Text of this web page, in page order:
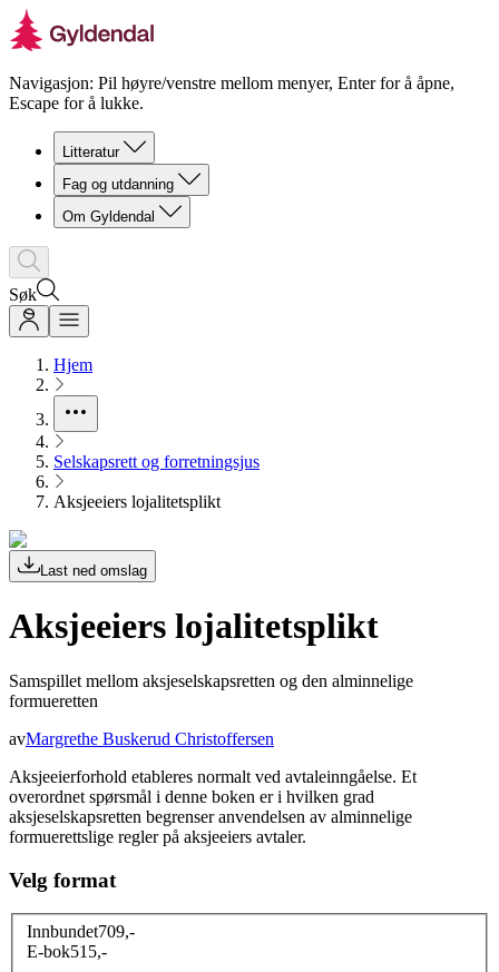
Navigasjon: Pil høyre/venstre mellom menyer, Enter for å åpne,
Escape for å lukke.
Litteratur
Fag og utdanning
Om Gyldendal
Søk
Hjem
Selskapsrett og forretningsjus
Aksjeeiers lojalitetsplikt
Last ned omslag
Aksjeeiers lojalitetsplikt
Samspillet mellom aksjeselskapsretten og den alminnelige
formueretten
avMargrethe Buskerud Christoffersen
Aksjeeierforhold etableres normalt ved avtaleinngåelse. Et
overordnet spørsmål i denne boken er i hvilken grad
aksjeselskapsretten begrenser anvendelsen av alminnelige
formuerettslige regler på aksjeeiers avtaler.
Velg format
Innbundet709,-
E-bok515,-